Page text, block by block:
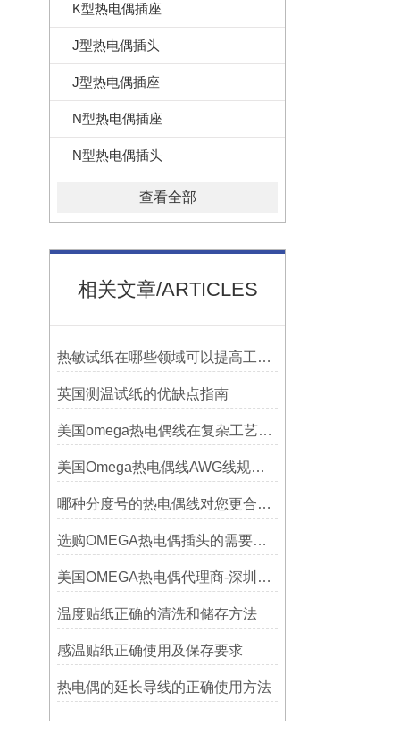
K型热电偶插座
J型热电偶插头
J型热电偶插座
N型热电偶插座
N型热电偶插头
查看全部
相关文章/ARTICLES
热敏试纸在哪些领域可以提高工作效率？
英国测温试纸的优缺点指南
美国omega热电偶线在复杂工艺中的角色
美国Omega热电偶线AWG线规对照表
哪种分度号的热电偶线对您更合用?
选购OMEGA热电偶插头的需要考虑哪些问题？
美国OMEGA热电偶代理商-深圳鑫博恒业-热电偶测温感温线和插头插座连接器
温度贴纸正确的清洗和储存方法
感温贴纸正确使用及保存要求
热电偶的延长导线的正确使用方法